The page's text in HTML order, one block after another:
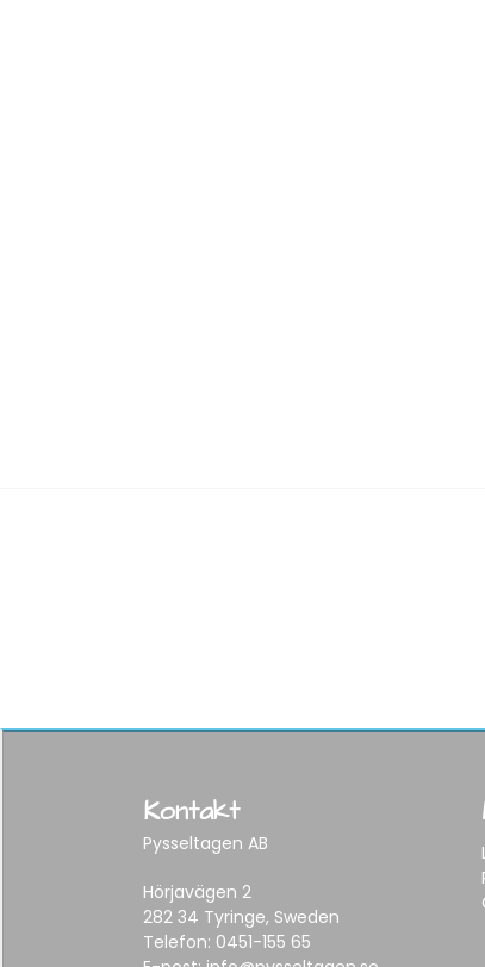
Kontakt
Pysseltagen AB
Hörjavägen 2
282 34 Tyringe, Sweden
Telefon: 0451-155 65